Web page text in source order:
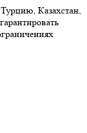
Казахстан,